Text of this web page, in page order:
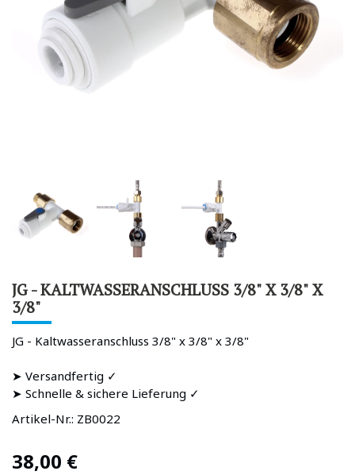
JG - KALTWASSERANSCHLUSS 3/8" X 3/8" X
3/8"
JG - Kaltwasseranschluss 3/8" x 3/8" x 3/8"
➤ Versandfertig ✓
➤ Schnelle & sichere Lieferung ✓
Artikel-Nr.: ZB0022
38,00 €